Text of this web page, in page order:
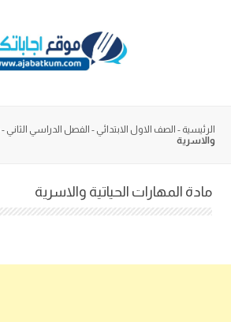
الرئيسية - الصف الاول الابتدائي - الفصل الدراسي الثاني -
والاسرية
مادة المهارات الحياتية والاسرية